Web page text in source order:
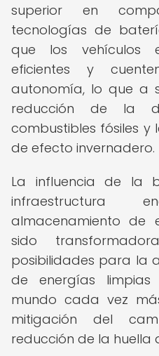
superior en
tecnologías de
que los vehículos
eficientes y
autonomía, lo que a
reducción de la
combustibles fósiles y
de efecto invernadero.
La influencia de la
infraestructura
almacenamiento de
sido
posibilidades para la
de energías
mundo cada vez
mitigación del
reducción de la huella